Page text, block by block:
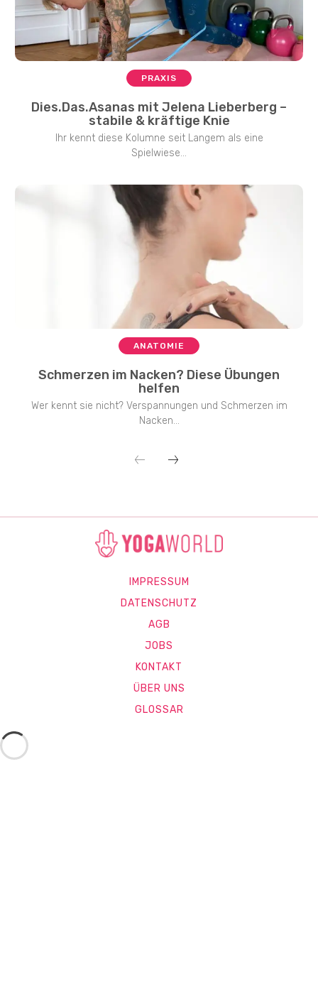
PRAXIS
Dies.Das.Asanas mit Jelena Lieberberg –
stabile & kräftige Knie
Ihr kennt diese Kolumne seit Langem als eine
Spielwiese...
ANATOMIE
Schmerzen im Nacken? Diese Übungen
helfen
Wer kennt sie nicht? Verspannungen und Schmerzen im
Nacken...
IMPRESSUM
DATENSCHUTZ
AGB
JOBS
KONTAKT
ÜBER UNS
GLOSSAR